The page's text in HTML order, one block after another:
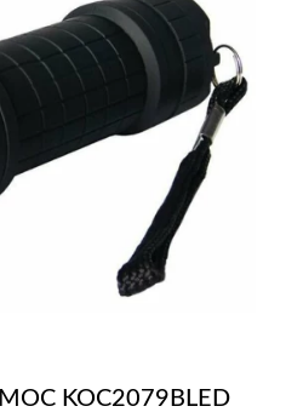
KOC2079BLED